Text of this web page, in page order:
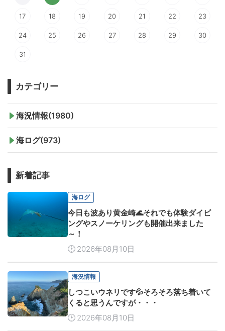
17 18 19 20 21 22 23
24 25 26 27 28 29 30
31
カテゴリー
海況情報(1980)
海ログ(973)
新着記事
海ログ
今日も波あり黄金崎🌊それでも体験ダイビ
ングやスノーケリングも開催出来ました
～！
2026年08月10日
海況情報
しつこいウネリです💦そろそろ落ち着いて
くると思うんですが・・・
2026年08月10日